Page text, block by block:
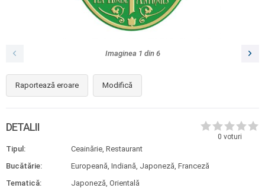
Imaginea 1 din 6
Raportează eroare Modifică
0 voturi
DETALII
Tipul:
Ceainărie, Restaurant
Bucătărie:
Europeană, Indiană, Japoneză, Franceză
Tematică:
Japoneză, Orientală